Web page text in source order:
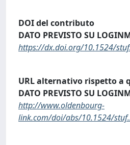
DOI del contributo
DATO PREVISTO SU
https://dx.doi.org/10.1524/
URL alternativo rispetto a
DATO PREVISTO SU
http://www.oldenbourg-
link.com/doi/abs/10.1524/